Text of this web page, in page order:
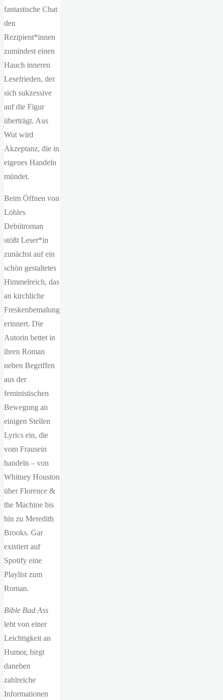
fantastische Chat
den
Rezipient*innen
zumindest einen
Hauch inneren
Lesefrieden, der
sich sukzessive
auf die Figur
überträgt. Aus
Wut wird
Akzeptanz, die in
eigenes Handeln
mündet.
Beim Öffnen von
Löhles
Debütroman
stößt Leser*in
zunächst auf ein
schön gestaltetes
Himmelreich, das
an kirchliche
Freskenbemalung
erinnert. Die
Autorin bettet in
ihren Roman
neben Begriffen
aus der
feministischen
Bewegung an
einigen Stellen
Lyrics ein, die
vom Frausein
handeln – von
Whitney Houston
über Florence &
the Machine bis
hin zu Meredith
Brooks. Gar
existiert auf
Spotify eine
Playlist zum
Roman.
Bible Bad Ass
lebt von einer
Leichtigkeit an
Humor, birgt
daneben
zahlreiche
Informationen